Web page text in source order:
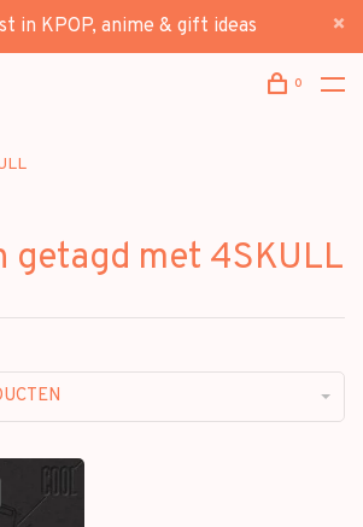
in KPOP, anime & gift ideas
0
getagd met 4SKULL